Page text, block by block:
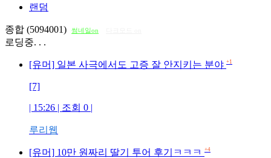
랜덤
종합 (5094001) 썸네일on
로딩중. . .
[유머] 일본 사극에서도 고증 잘 안지키는 분야 +1
[7]
| 15:26 | 조회 0 |
루리웹
[유머] 10만 원짜리 딸기 투어 후기ㅋㅋㅋ +4